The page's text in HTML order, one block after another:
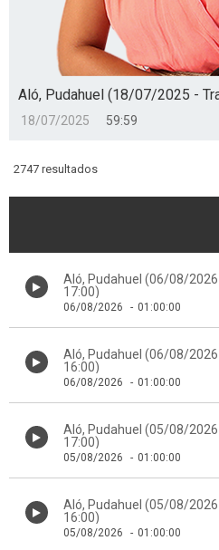
Aló, Pudahuel (18/07/2025 -
18/07/2025 59:59
2747 resultados
Aló, Pudahuel (06/08/
17:00)
06/08/2026 - 01:00:00
Aló, Pudahuel (06/08/
16:00)
06/08/2026 - 01:00:00
Aló, Pudahuel (05/08/
17:00)
05/08/2026 - 01:00:00
Aló, Pudahuel (05/08/
16:00)
05/08/2026 - 01:00:00